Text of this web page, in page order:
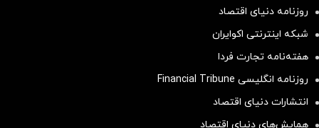
روزنامه دنیای اقتصاد
شبکه اینترنتی اکوایران
هفته‌نامه تجارت فردا
روزنامه انگلیسی Financial Tribune
انتشارات دنیای اقتصاد
همایش‌های دنیای اقتصاد